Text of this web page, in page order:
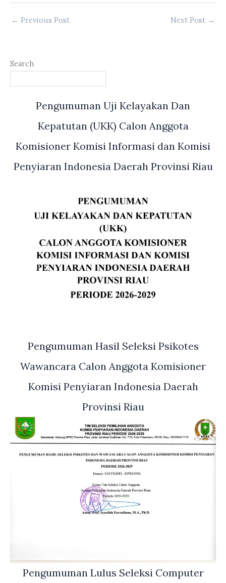
← Previous Post Next Post →
Search
Pengumuman Uji Kelayakan Dan
Kepatutan (UKK) Calon Anggota
Komisioner Komisi Informasi dan Komisi
Penyiaran Indonesia Daerah Provinsi Riau
Pengumuman Hasil Seleksi Psikotes
Wawancara Calon Anggota Komisioner
Komisi Penyiaran Indonesia Daerah
Provinsi Riau
Pengumuman Lulus Seleksi Computer